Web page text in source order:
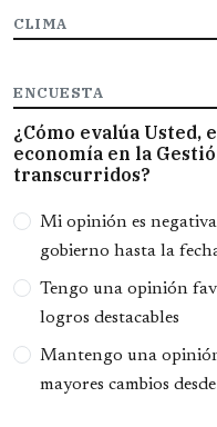
CLIMA
ENCUESTA
¿Cómo evalúa Usted,
economía en la
transcurridos?
Opciones
Mi opinión es
gobierno hasta la
Tengo una opinión
logros destacables
Mantengo una
mayores cambios